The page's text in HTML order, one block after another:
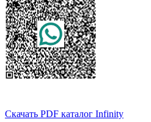
Скачать PDF каталог Infinity